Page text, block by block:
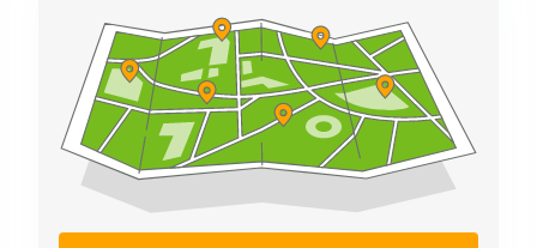
Kantoor
Hengelo
Bedrijfsruimte
Huren in
Nijmegen